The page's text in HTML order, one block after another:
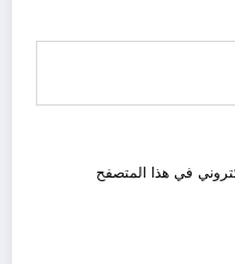
في هذا المتصفح